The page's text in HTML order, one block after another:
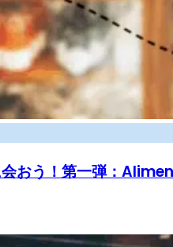
会おう！第一弾：